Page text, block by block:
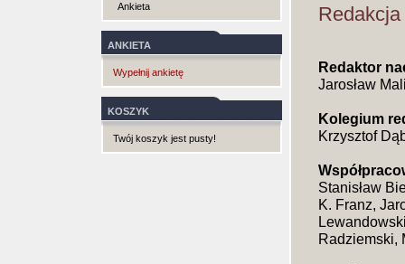
Ankieta
ANKIETA
Wypełnij ankietę
KOSZYK
Twój koszyk jest pusty!
Redakcja
Redaktor
Jarosław
Kolegium
Krzysztof
Stanisław
K. Franz,
Radziemski,